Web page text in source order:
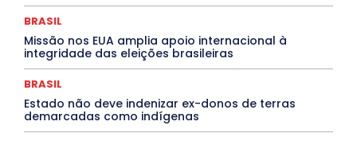
Mato Grosso do Sul
MEIO AMBIENTE
Minas Gerais
MOBILIDADE
MPOX MÚSICA
Opinião
Oropouche Pará Paraíba
Paraná
PROCESSO SELETIVO
PUBLIEDITORIAL
QUALIFICAÇÃO PROFISSIONAL
Rio de Janeiro
Rio Grande do Sul
Roraima
BRASIL
Missão nos EUA amplia apoio internacional à
integridade das eleições brasileiras
BRASIL
Estado não deve indenizar ex-donos de terras
demarcadas como indígenas